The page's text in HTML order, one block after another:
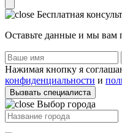
Бесплатная
Оставьте данные и мы вам
Нажимая кнопку я
конфиденциальности и
Вызвать специалиста
Выбор города